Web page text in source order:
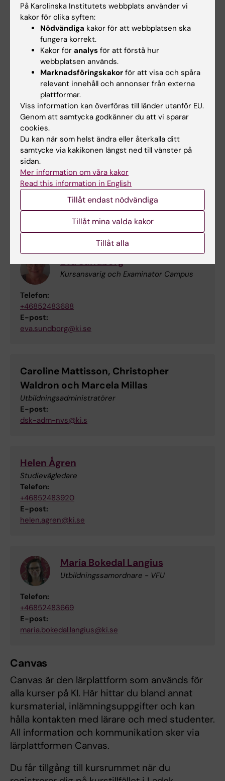
Litteratur och övriga läromedel
Litteraturöversikt hittar ni ikursplanen.
Kontaktuppgifter
Institutionen för neurobiologi, vårdvetenskap
och samhälle (NVS)
Avdelningen för omvårdnad
Christina Sandlund
Telefon:
+46852485309
E-post:
christina.sandlund@ki.se
Eva Sundborg
Kursansvarig och Examinator Campus
Telefon:
+46852483688
E-post:
eva.sundborg@ki.se
Caroline Mattisson, Christopher
Waldron och Marcela Millas
Utbildningsadministratörer
E-post:
dsk-adm-nvs@ki.s
Helen Ågren
Studievägledare
Telefon:
+46852483920
E-post:
helen.agren@ki.se
Maria Bokedal Langius
Utbildningssamordnare - VFU
Telefon:
+46852483669
E-post:
maria.bokedal.langius@ki.se
Canvas
Canvas är den lärplattform som används för
alla kurser på KI. Här hittar du bland annat
kursmaterial, inlämningsuppgifter och kan
hålla kontakten med lärare och med studenter.
All information och kommunikation sker via
lärplattformen Canvas.
Du får tillgång till kursrummet när du
På Karolinska Institutets webbplats använder vi
kakor för olika syften:
Nödvändiga kakor för att webbplatsen ska
fungera korrekt.
Kakor för analys för att förstå hur
webbplatsen används.
Marknadsföringskakor för att visa och spåra
relevant innehåll och annonser från externa
plattformar.
Viss information kan överföras till länder utanför EU.
Genom att samtycka godkänner du att vi sparar
cookies.
Du kan när som helst ändra eller återkalla ditt
samtycke via kakikonen längst ned till vänster på
sidan.
Mer information om våra kakor
Read this information in English
Tillåt endast nödvändiga
Tillåt mina valda kakor
Tillåt alla